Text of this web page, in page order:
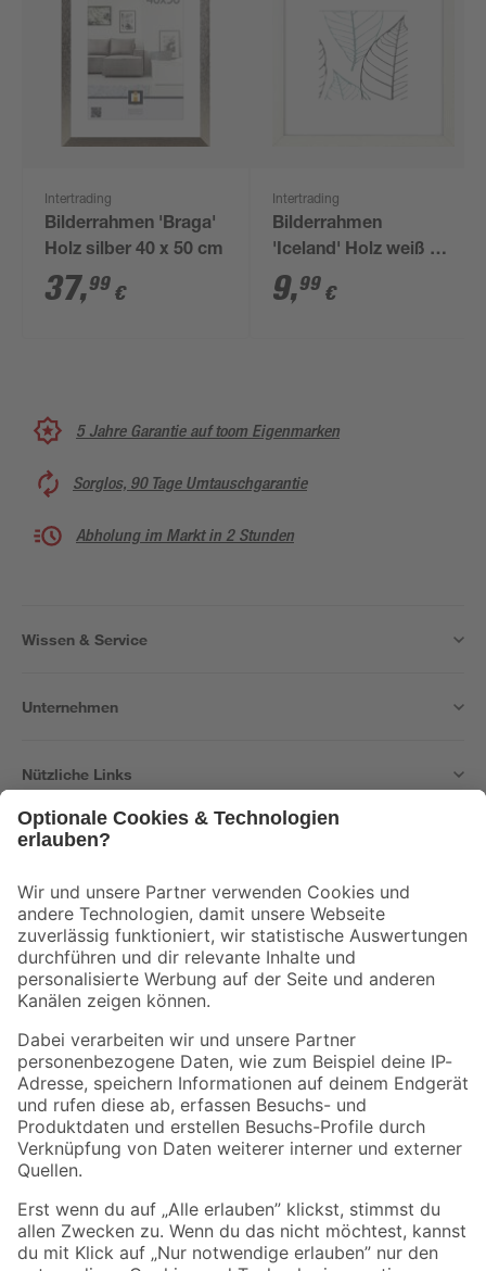
Intertrading
Bilderrahmen 'Braga'
Holz silber 40 x 50 cm
37,99 €
Intertrading
Bilderrahmen
'Iceland' Holz weiß 23
x 23 cm,
Passepartout
9,99 €
5 Jahre Garantie auf toom Eigenmarken
Sorglos, 90 Tage Umtauschgarantie
Abholung im Markt in 2 Stunden
Wissen & Service
Unternehmen
Nützliche Links
Der toom Newsletter: Keine Angebote und Aktionen mehr verpassen!
Zur Newsletter Anmeldung
Folge uns
Zahlungsarten Versandarten
Sicher einkaufen
Jetzt die toom-App herunterladen